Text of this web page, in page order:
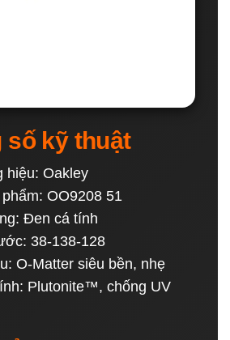
số kỹ thuật
hiệu: Oakley
OO9208 51
Đen cá tính
38-138-128
O-Matter siêu bền, nhẹ
Plutonite™, chống UV